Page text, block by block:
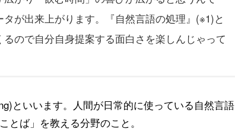
が出来上がります。『自然言語の処理』(※1)と
ので自分自身提案する面白さを楽しんじゃって
といいます。人間が日常的に使っている自然言語
とば」を教える分野のこと。